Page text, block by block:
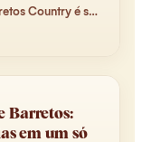
Country é sol,
Barretos:
em um só